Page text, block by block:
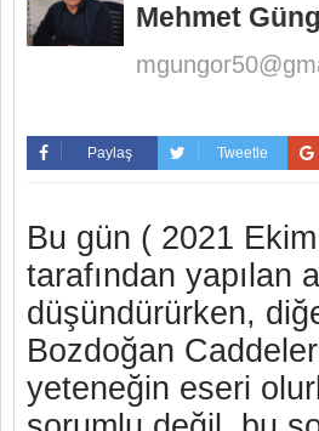
Mehmet
Paylaş Tweetle
Bu gün ( 2021 Ekim
tarafından yapılan
düşündürürken,
Bozdoğan
yeteneğin eseri